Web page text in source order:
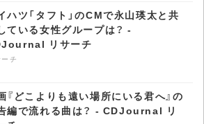
ハツ「タフト」のCMで永山瑛太と共
ている女性グループは？ -
リサーチ
チ
『どこよりも遠い場所にいる君へ』の
編で流れる曲は？ - CDJournal リ